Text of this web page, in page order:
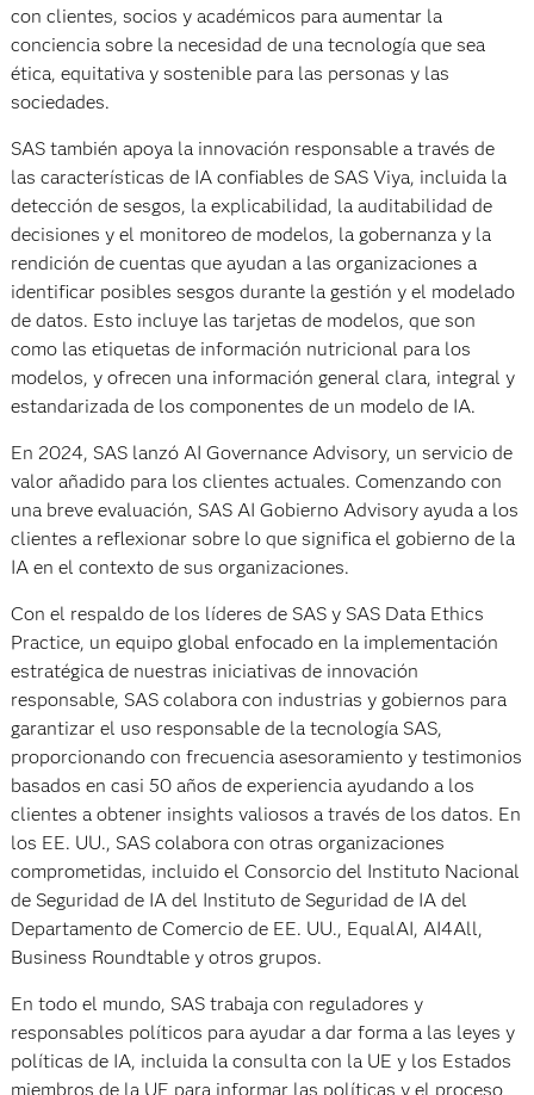
con clientes, socios y académicos para aumentar la
conciencia sobre la necesidad de una tecnología que sea
ética, equitativa y sostenible para las personas y las
sociedades.
SAS también apoya la innovación responsable a través de
las características de IA confiables de SAS Viya, incluida la
detección de sesgos, la explicabilidad, la auditabilidad de
decisiones y el monitoreo de modelos, la gobernanza y la
rendición de cuentas que ayudan a las organizaciones a
identificar posibles sesgos durante la gestión y el modelado
de datos. Esto incluye las tarjetas de modelos, que son
como las etiquetas de información nutricional para los
modelos, y ofrecen una información general clara, integral y
estandarizada de los componentes de un modelo de IA.
En 2024, SAS lanzó AI Governance Advisory, un servicio de
valor añadido para los clientes actuales. Comenzando con
una breve evaluación, SAS AI Gobierno Advisory ayuda a los
clientes a reflexionar sobre lo que significa el gobierno de la
IA en el contexto de sus organizaciones.
Con el respaldo de los líderes de SAS y SAS Data Ethics
Practice, un equipo global enfocado en la implementación
estratégica de nuestras iniciativas de innovación
responsable, SAS colabora con industrias y gobiernos para
garantizar el uso responsable de la tecnología SAS,
proporcionando con frecuencia asesoramiento y testimonios
basados en casi 50 años de experiencia ayudando a los
clientes a obtener insights valiosos a través de los datos. En
los EE. UU., SAS colabora con otras organizaciones
comprometidas, incluido el Consorcio del Instituto Nacional
de Seguridad de IA del Instituto de Seguridad de IA del
Departamento de Comercio de EE. UU., EqualAI, AI4All,
Business Roundtable y otros grupos.
En todo el mundo, SAS trabaja con reguladores y
responsables políticos para ayudar a dar forma a las leyes y
políticas de IA, incluida la consulta con la UE y los Estados
miembros de la UE para informar las políticas y el proceso